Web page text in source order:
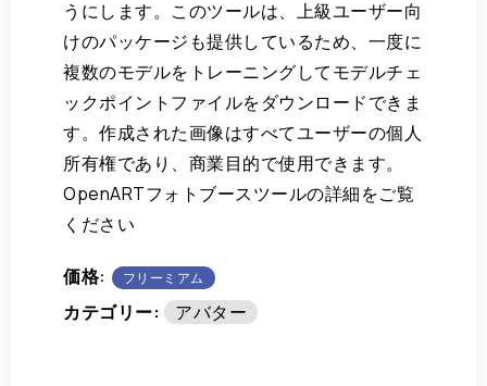
うにします。このツールは、上級ユーザー向
けのパッケージも提供しているため、一度に
複数のモデルをトレーニングしてモデルチェ
ックポイントファイルをダウンロードできま
す。作成された画像はすべてユーザーの個人
所有権であり、商業目的で使用できます。
OpenARTフォトブースツールの詳細をご覧
ください
価格: フリーミアム
カテゴリー: アバター